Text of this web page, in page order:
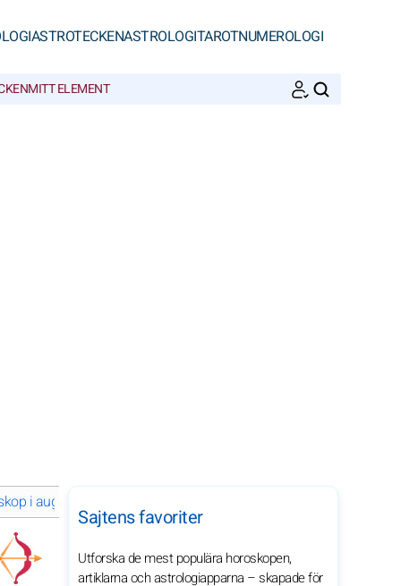
ASTROTECKENASTROLOGITAROTNUMEROLOGI
MITT ELEMENT
i augusti 2029 för ditt stjärntecken
Sajtens favoriter
Utforska de mest populära horoskopen,
artiklarna och astrologiapparna – skapade för